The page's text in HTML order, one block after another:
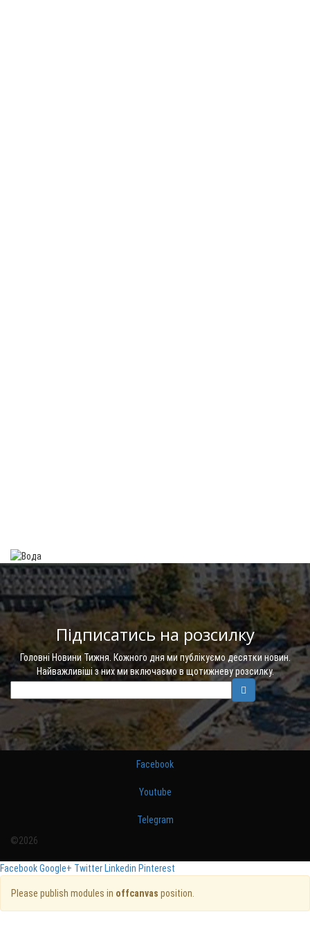
Підписатись на розсилку
Головні Новини Тижня. Кожного дня ми публікуємо десятки новин.
Найважливіші з них ми включаємо в щотижневу розсилку.
Facebook
Youtube
Telegram
©2026
FacebookGoogle+ Twitter Linkedin Pinterest
Please publish modules in offcanvas position.